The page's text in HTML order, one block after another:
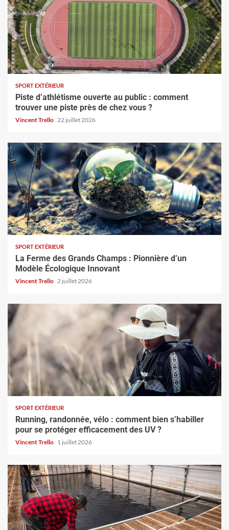
SPORT EXTÉRIEUR
Piste d’athlétisme ouverte au public : comment
trouver une piste près de chez vous ?
Vincent Trello 22 juillet 2026
SPORT EXTÉRIEUR
La Ferme des Grands Champs : Pionnière d’un
Modèle Écologique Innovant
Vincent Trello 2 juillet 2026
SPORT EXTÉRIEUR
Running, randonnée, vélo : comment bien s’habiller
pour se protéger efficacement des UV ?
Vincent Trello 1 juillet 2026